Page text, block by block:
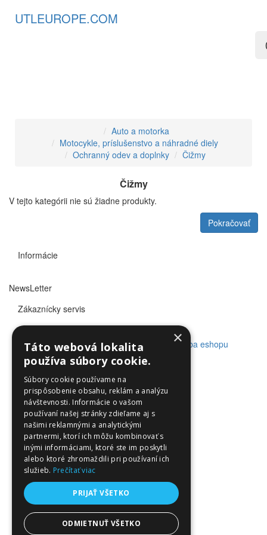
UTLEUROPE.COM
Auto a motorka
Motocykle, príslušenstvo a náhradné diely
Ochranný odev a doplnky
Čižmy
Čižmy
V tejto kategórii nie sú žiadne produkty.
Pokračovať
Informácie
NewsLetter
Zákaznícky servis
© Utleurope.com |NajReklama.sk - tvorba eshopu
×
Táto webová lokalita
používa súbory cookie.
Súbory cookie používame na
prispôsobenie obsahu, reklám a analýzu
návštevnosti. Informácie o vašom
používaní našej stránky zdieľame aj s
našimi reklamnými a analytickými
partnermi, ktorí ich môžu kombinovať s
inými informáciami, ktoré ste im poskytli
alebo ktoré zhromaždili pri používaní ich
služieb. Prečítať viac
PRIJAŤ VŠETKO
ODMIETNUŤ VŠETKO